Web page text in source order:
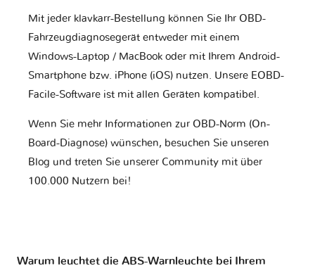
Mit jeder klavkarr-Bestellung können Sie Ihr OBD-
Fahrzeugdiagnosegerät entweder mit einem
Windows-Laptop / MacBook oder mit Ihrem Android-
Smartphone bzw. iPhone (iOS) nutzen. Unsere EOBD-
Facile-Software ist mit allen Geräten kompatibel.
Wenn Sie mehr Informationen zur OBD-Norm (On-
Board-Diagnose) wünschen, besuchen Sie unseren
Blog und treten Sie unserer Community mit über
100.000 Nutzern bei!
Warum leuchtet die ABS-Warnleuchte bei Ihrem